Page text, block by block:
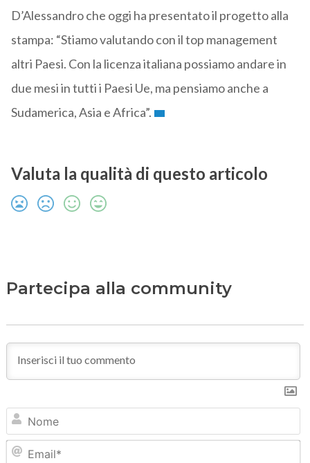
D’Alessandro che oggi ha presentato il progetto alla
stampa: “Stiamo valutando con il top management
altri Paesi. Con la licenza italiana possiamo andare in
due mesi in tutti i Paesi Ue, ma pensiamo anche a
Sudamerica, Asia e Africa”.
Valuta la qualità di questo articolo
Partecipa alla community